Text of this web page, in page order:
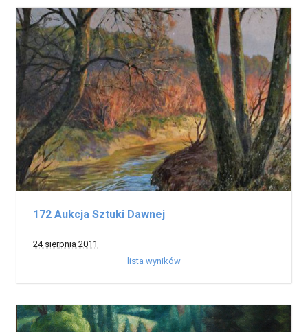
172 Aukcja Sztuki Dawnej
24 sierpnia 2011
lista wyników